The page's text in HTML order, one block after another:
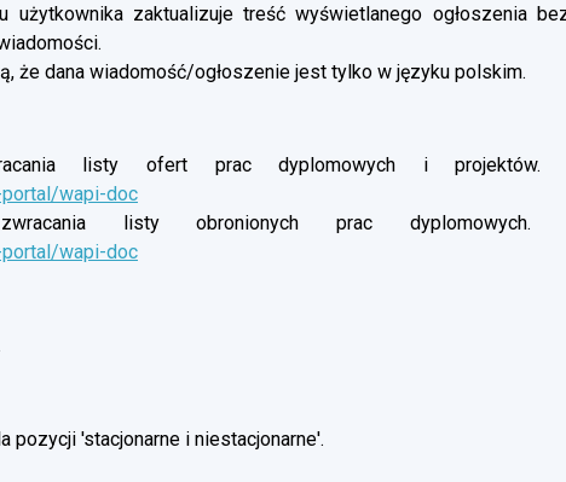
użytkownika zaktualizuje treść wyświetlanego ogłoszenia
że dana wiadomość/ogłoszenie jest tylko w języku polskim.
listy ofert prac dyplomowych i projektów.
wapi-doc
listy obronionych prac dyplomowych.
wapi-doc
pozycji 'stacjonarne i niestacjonarne'.